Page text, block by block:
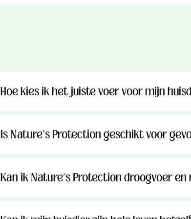
Hoe kies ik het juiste voer voor mijn
Is Nature's Protection geschikt voor
Kan ik Nature's Protection droogvoer en